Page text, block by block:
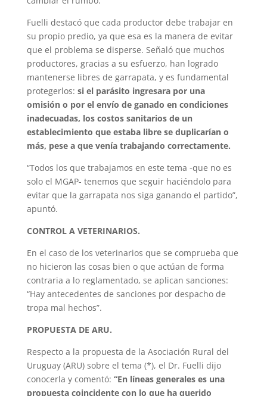
Fuelli destacó que cada productor debe trabajar en
su propio predio, ya que esa es la manera de evitar
que el problema se disperse. Señaló que muchos
productores, gracias a su esfuerzo, han logrado
mantenerse libres de garrapata, y es fundamental
protegerlos: si el parásito ingresara por una
omisión o por el envío de ganado en condiciones
inadecuadas, los costos sanitarios de un
establecimiento que estaba libre se duplicarían o
más, pese a que venía trabajando correctamente.
“Todos los que trabajamos en este tema -que no es
solo el MGAP- tenemos que seguir haciéndolo para
evitar que la garrapata nos siga ganando el partido”,
apuntó.
CONTROL A VETERINARIOS.
En el caso de los veterinarios que se comprueba que
no hicieron las cosas bien o que actúan de forma
contraria a lo reglamentado, se aplican sanciones:
“Hay antecedentes de sanciones por despacho de
tropa mal hechos”.
PROPUESTA DE ARU.
Respecto a la propuesta de la Asociación Rural del
Uruguay (ARU) sobre el tema (*), el Dr. Fuelli dijo
conocerla y comentó: “En líneas generales es una
propuesta coincidente con lo que ha querido